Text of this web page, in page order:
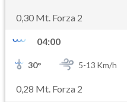
0,30 Mt. Forza 2
04:00
30° 5-13 Km/h
0,28 Mt. Forza 2